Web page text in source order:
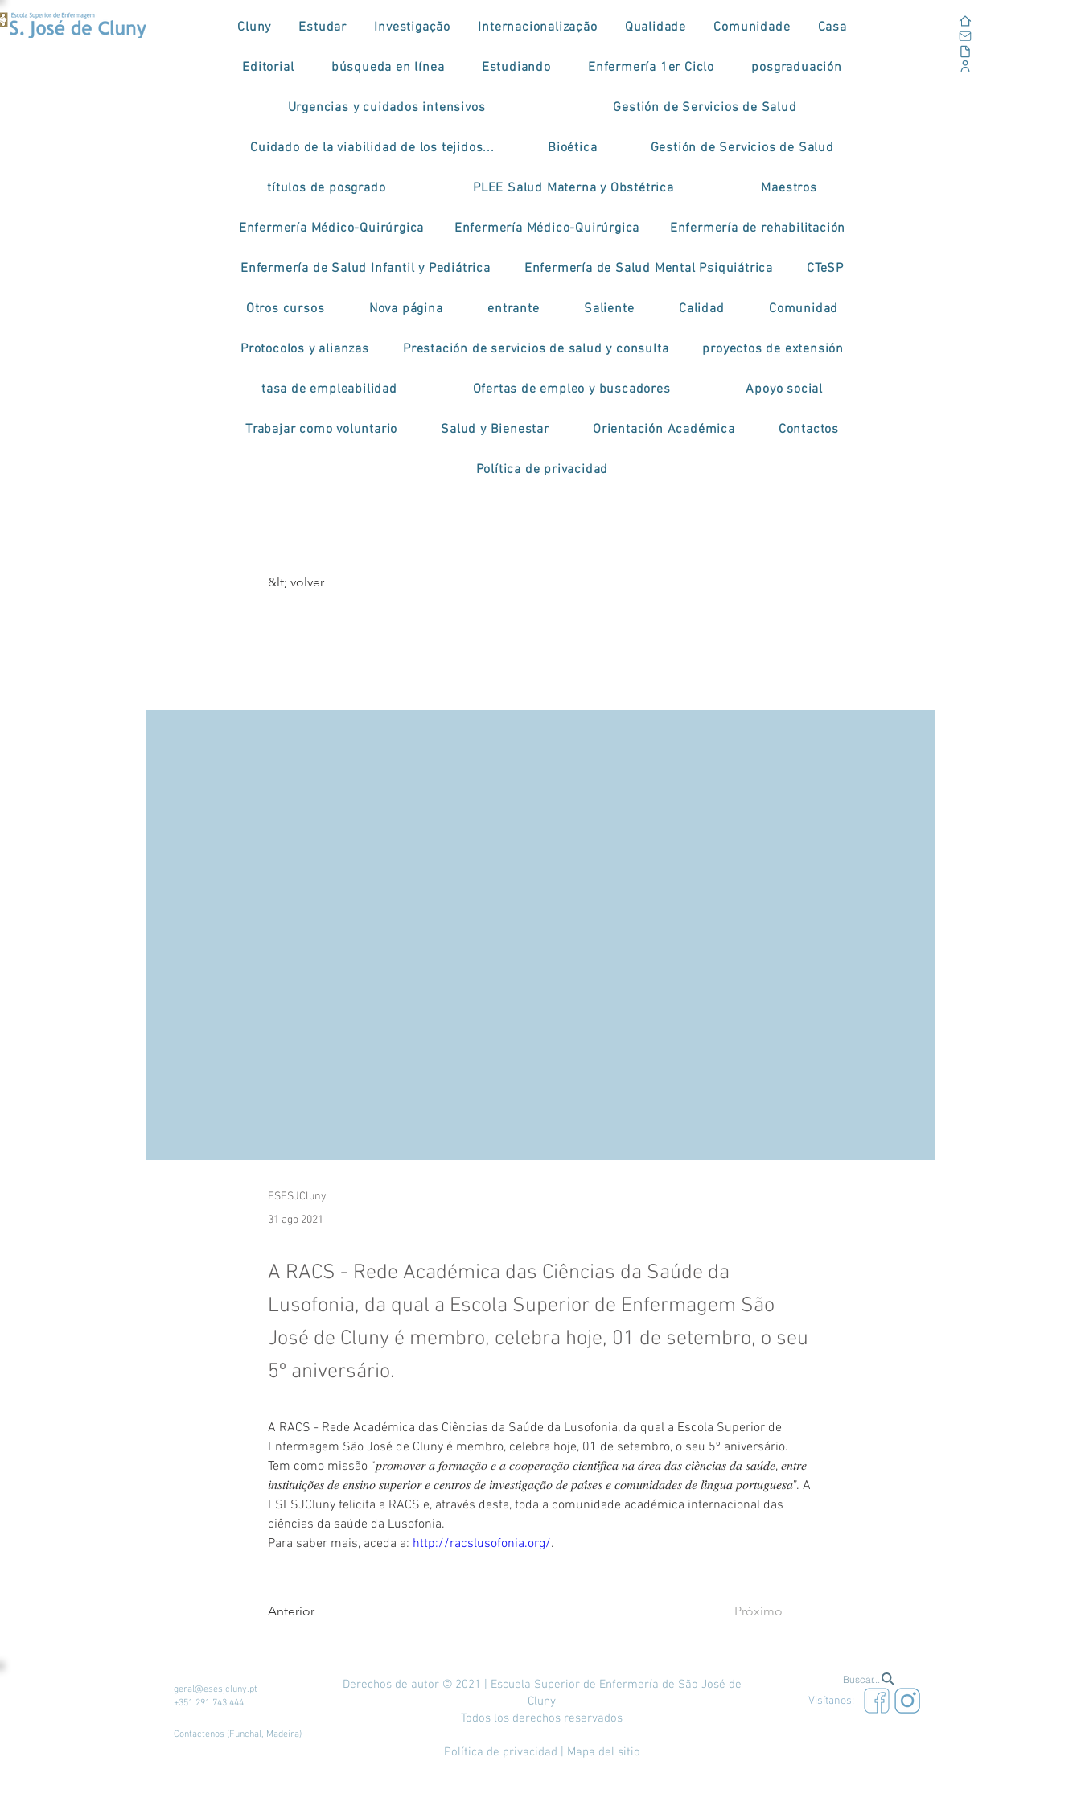
Cluny Estudar Investigação Internacionalização Qualidade Comunidade Casa
Editorial búsqueda en línea Estudiando Enfermería 1er Ciclo posgraduación
Urgencias y cuidados intensivos Gestión de Servicios de Salud
Cuidado de la viabilidad de los tejidos... Bioética Gestión de Servicios de Salud
títulos de posgrado PLEE Salud Materna y Obstétrica Maestros
Enfermería Médico-Quirúrgica Enfermería Médico-Quirúrgica Enfermería de rehabilitación
Enfermería de Salud Infantil y Pediátrica Enfermería de Salud Mental Psiquiátrica CTeSP
Otros cursos Nova página entrante Saliente Calidad Comunidad
Protocolos y alianzas Prestación de servicios de salud y consulta proyectos de extensión
tasa de empleabilidad Ofertas de empleo y buscadores Apoyo social
Trabajar como voluntario Salud y Bienestar Orientación Académica Contactos
Política de privacidad
&lt; volver
ESESJCluny
31 ago 2021
A RACS - Rede Académica das Ciências da Saúde da
Lusofonia, da qual a Escola Superior de Enfermagem São
José de Cluny é membro, celebra hoje, 01 de setembro, o seu
5º aniversário.
A RACS - Rede Académica das Ciências da Saúde da Lusofonia, da qual a Escola Superior de
Enfermagem São José de Cluny é membro, celebra hoje, 01 de setembro, o seu 5º aniversário.
Tem como missão “𝑝𝑟𝑜𝑚𝑜𝑣𝑒𝑟 𝑎 𝑓𝑜𝑟𝑚𝑎𝑐̧𝑎̃𝑜 𝑒 𝑎 𝑐𝑜𝑜𝑝𝑒𝑟𝑎𝑐̧𝑎̃𝑜 𝑐𝑖𝑒𝑛𝑡𝑖́𝑓𝑖𝑐𝑎 𝑛𝑎 𝑎́𝑟𝑒𝑎 𝑑𝑎𝑠 𝑐𝑖𝑒̂𝑛𝑐𝑖𝑎𝑠 𝑑𝑎 𝑠𝑎𝑢́𝑑𝑒, 𝑒𝑛𝑡𝑟𝑒
𝑖𝑛𝑠𝑡𝑖𝑡𝑢𝑖𝑐̧𝑜̃𝑒𝑠 𝑑𝑒 𝑒𝑛𝑠𝑖𝑛𝑜 𝑠𝑢𝑝𝑒𝑟𝑖𝑜𝑟 𝑒 𝑐𝑒𝑛𝑡𝑟𝑜𝑠 𝑑𝑒 𝑖𝑛𝑣𝑒𝑠𝑡𝑖𝑔𝑎𝑐̧𝑎̃𝑜 𝑑𝑒 𝑝𝑎𝑖́𝑠𝑒𝑠 𝑒 𝑐𝑜𝑚𝑢𝑛𝑖𝑑𝑎𝑑𝑒𝑠 𝑑𝑒 𝑙𝑖́𝑛𝑔𝑢𝑎 𝑝𝑜𝑟𝑡𝑢𝑔𝑢𝑒𝑠𝑎”. A
ESESJCluny felicita a RACS e, através desta, toda a comunidade académica internacional das
ciências da saúde da Lusofonia.
Para saber mais, aceda a: http://racslusofonia.org/.
Anterior Próximo
geral@esesjcluny.pt
+351 291 743 444
Contáctenos (Funchal, Madeira)
Derechos de autor © 2021 | Escuela Superior de Enfermería de São José de
Cluny
Todos los derechos reservados
Política de privacidad | Mapa del sitio
Buscar...
Visítanos: